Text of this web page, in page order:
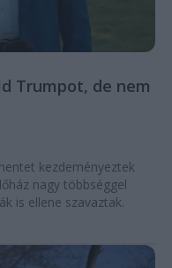
Trumpot, de nem
kezdeményeztek
nagy többséggel
is ellene szavaztak.